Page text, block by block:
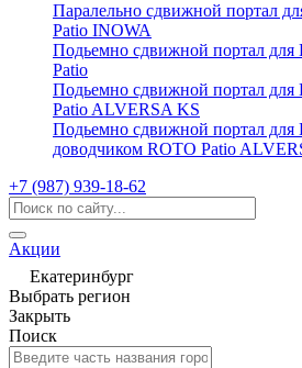
Паралельно сдвижной портал
Patio INOWA
Подьемно сдвижной портал
Patio
Подьемно сдвижной портал
Patio ALVERSA KS
Подьемно сдвижной портал
доводчиком ROTO Patio
+7 (987) 939-18-62
Акции
Екатеринбург
Выбрать регион
Закрыть
Поиск